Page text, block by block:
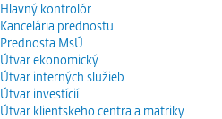
Hlavný kontrolór
Kancelária prednostu
Prednosta MsÚ
Útvar ekonomický
Útvar interných služieb
Útvar investícií
Útvar klientskeho centra a matriky